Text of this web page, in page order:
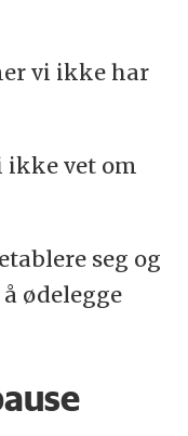
vi ikke har
ikke vet om
seg og
ødelegge